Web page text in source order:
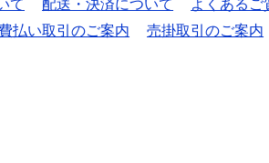
て 配送・決済について
よくあるご
払い取引のご案内 売掛取引のご案内